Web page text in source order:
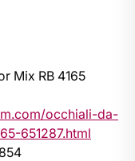
Mix RB 4165
occhiali-da-
651287.html